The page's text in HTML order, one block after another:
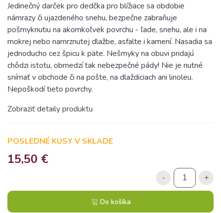
Jedinečný darček pro dedčka pro blížiace sa obdobie
námrazy či ujazdeného snehu, bezpečne zabraňuje
pošmyknutiu na akomkoľvek povrchu - ľade, snehu, ale i na
mokrej nebo namrznutej dlažbe, asfalte i kamení. Nasadia sa
jednoducho cez špicu k päte. Nešmyky na obuvi pridajú
chôdzi istotu, obmedzí tak nebezpečné pády! Nie je nutné
snímať v obchode či na pošte, na dlaždiciach ani linoleu.
Nepoškodí tieto povrchy.
Zobraziť detaily produktu
POSLEDNÉ KUSY V SKLADE
15,50 €
- +
Do košíka